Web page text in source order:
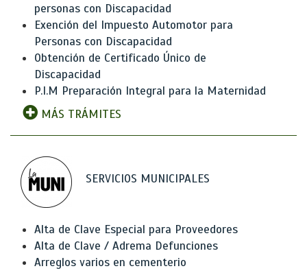
personas con Discapacidad
Exención del Impuesto Automotor para
Personas con Discapacidad
Obtención de Certificado Único de
Discapacidad
P.I.M Preparación Integral para la Maternidad
MÁS TRÁMITES
SERVICIOS MUNICIPALES
Alta de Clave Especial para Proveedores
Alta de Clave / Adrema Defunciones
Arreglos varios en cementerio